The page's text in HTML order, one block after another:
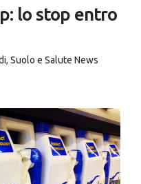
lo stop entro
, Suolo e Salute News